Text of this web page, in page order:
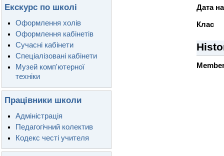
Екскурс по школі
Оформлення холів
Оформлення кабінетів
Сучасні кабінети
Спеціалізовані кабінети
Музей комп'ютерної
техніки
Працівники школи
Адміністрація
Педагогічний колектив
Кодекс честі учителя
Дата
Клас